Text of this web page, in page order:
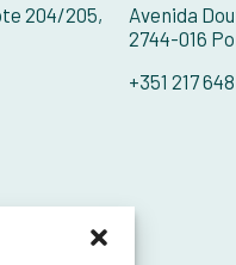
204/205,
Avenida
2744-016
+351 217